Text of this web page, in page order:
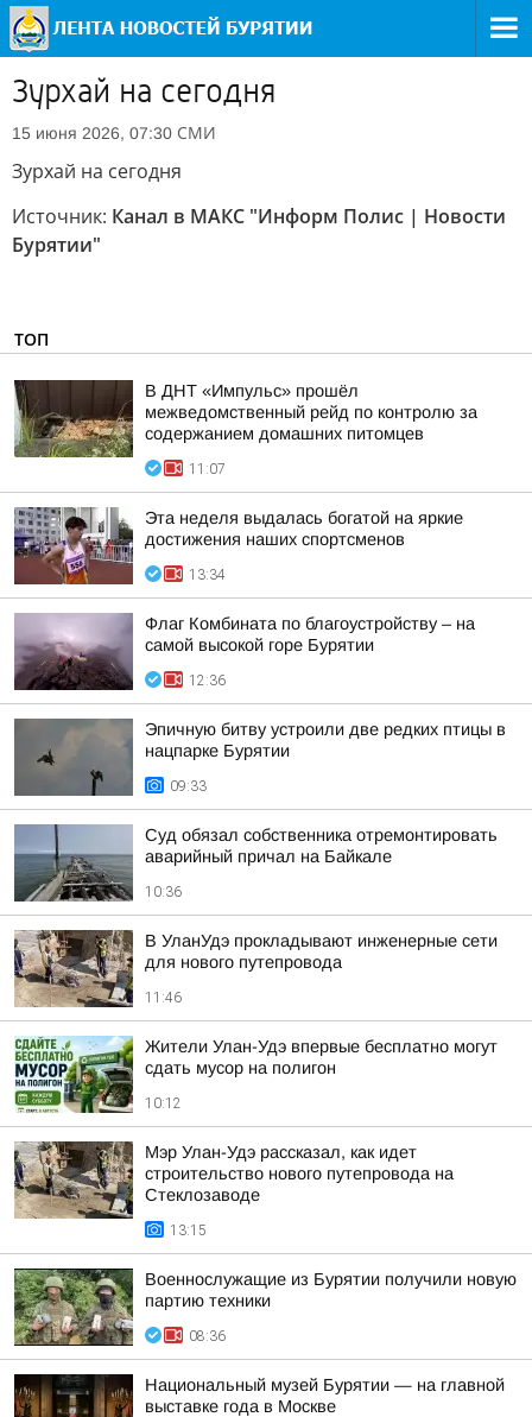
Зурхай на сегодня
15 июня 2026, 07:30 СМИ
Зурхай на сегодня
Источник: Канал в МАКС "Информ Полис | Новости
Бурятии"
ТОП
В ДНТ «Импульс» прошёл
межведомственный рейд по контролю за
содержанием домашних питомцев
11:07
Эта неделя выдалась богатой на яркие
достижения наших спортсменов
13:34
Флаг Комбината по благоустройству – на
самой высокой горе Бурятии
12:36
Эпичную битву устроили две редких птицы в
нацпарке Бурятии
09:33
Суд обязал собственника отремонтировать
аварийный причал на Байкале
10:36
В УланУдэ прокладывают инженерные сети
для нового путепровода
11:46
Жители Улан-Удэ впервые бесплатно могут
сдать мусор на полигон
10:12
Мэр Улан-Удэ рассказал, как идет
строительство нового путепровода на
Стеклозаводе
13:15
Военнослужащие из Бурятии получили новую
партию техники
08:36
Национальный музей Бурятии — на главной
выставке года в Москве